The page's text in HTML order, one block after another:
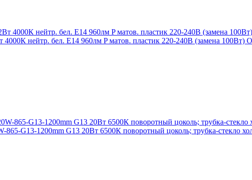
4000К нейтр. бел. E14 960лм P матов. пластик 220-240В (замена 100Вт)
G13-1200mm G13 20Вт 6500К поворотный цоколь; трубка-стекло